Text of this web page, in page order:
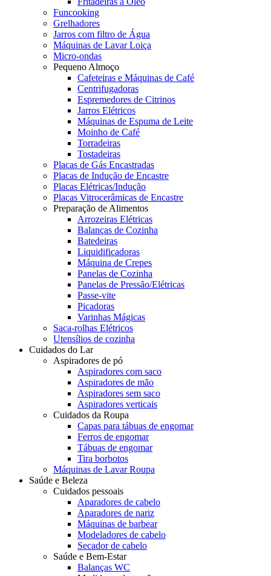
Funcooking
Grelhadores
Jarros com filtro de Água
Máquinas de Lavar Loiça
Micro-ondas
Pequeno Almoço
Cafeteiras e Máquinas de Café
Centrifugadoras
Espremedores de Citrinos
Jarros Elétricos
Máquinas de Espuma de Leite
Moinho de Café
Torradeiras
Tostadeiras
Placas de Gás Encastradas
Placas de Indução de Encastre
Placas Elétricas/Indução
Placas Vitrocerâmicas de Encastre
Preparação de Alimentos
Arrozeiras Elétricas
Balanças de Cozinha
Batedeiras
Liquidificadoras
Máquina de Crepes
Panelas de Cozinha
Panelas de Pressão/Elétricas
Passe-vite
Picadoras
Varinhas Mágicas
Saca-rolhas Elétricos
Utensílios de cozinha
Cuidados do Lar
Aspiradores de pó
Aspiradores com saco
Aspiradores de mão
Aspiradores sem saco
Aspiradores verticais
Cuidados da Roupa
Capas para tábuas de engomar
Ferros de engomar
Tábuas de engomar
Tira borbotos
Máquinas de Lavar Roupa
Saúde e Beleza
Cuidados pessoais
Aparadores de cabelo
Aparadores de nariz
Máquinas de barbear
Modeladores de cabelo
Secador de cabelo
Saúde e Bem-Estar
Balanças WC